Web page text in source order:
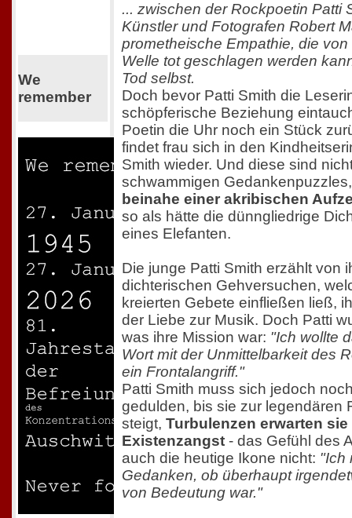
We
remember
... zwischen der Rockpoetin Patti
Künstler und Fotografen Robert
prometheische Empathie, die
Welle tot geschlagen werden
Tod selbst.
Doch bevor Patti Smith die
schöpferische Beziehung
Poetin die Uhr noch ein Stück
findet frau sich in den
Smith wieder. Und diese sind
schwammigen
beinahe einer akribischen
so als hätte die dünngliedrige
eines Elefanten.
Die junge Patti Smith erzählt von
dichterischen Gehversuchen,
kreierten Gebete einfließen ließ,
der Liebe zur Musik. Doch Patti
was ihre Mission war: "Ich wollte
Wort mit der Unmittelbarkeit des
ein Frontalangriff."
Patti Smith muss sich jedoch
gedulden, bis sie zur legendären
steigt, Turbulenzen erwarten
Existenzangst - das Gefühl des
auch die heutige Ikone nicht: "Ich
Gedanken, ob überhaupt
von Bedeutung war."